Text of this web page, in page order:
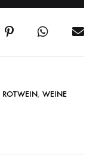
ROTWEIN, WEINE